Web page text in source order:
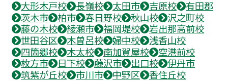
大形木戸校
長嶺校 太田市 吉原校
有田郡
茨木市
柏市 春日野校 秋山校
沢之町校
藤の木校
綾瀬市 福岡堤校
岩出那高前校
世田谷区
木曽呂校 婦中校
浅香山校
四箇郷校
木太校 南加賀屋校
空港前校
枚方市
日下校 藤沢市 出口校
伊丹市
筑紫が丘校
市川市 中野区
香住丘校